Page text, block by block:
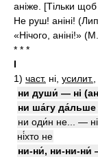
аніже. [Тільки
Не руш! аніні!
«Нічого, аніні!»
* * *
I
1) част. ні, усилит.
ни души́ — ні
ни ша́гу да́льше
ни оди́н не... —
ні́хто не
ни-ни́, ни-ни-ни́ —